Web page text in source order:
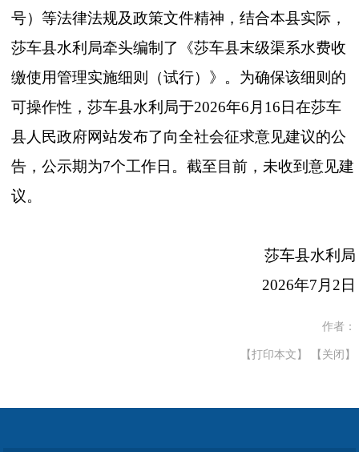
号）等法律法规及政策文件精神 ，结合本县实际，
莎车县水利局牵头编制了
《莎车县末级渠系水费收
缴使用管理实施细则（试行）》 。为确保该细则的
可操作性，莎车县水利局于2026年6 月 16 日在莎车
县人民政府网站发布了向全社会征求意见建议的公
告，公示期为7个工作日。截至目前，未收到意见建
议。
莎车县水利局
2026年7 月 2 日
作者：
【打印本文】 【关闭】